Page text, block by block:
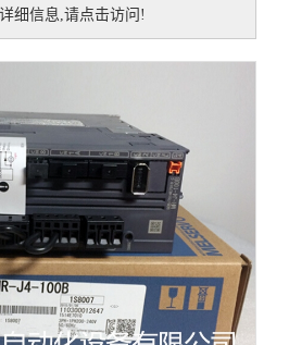
细信息,请点击访问!